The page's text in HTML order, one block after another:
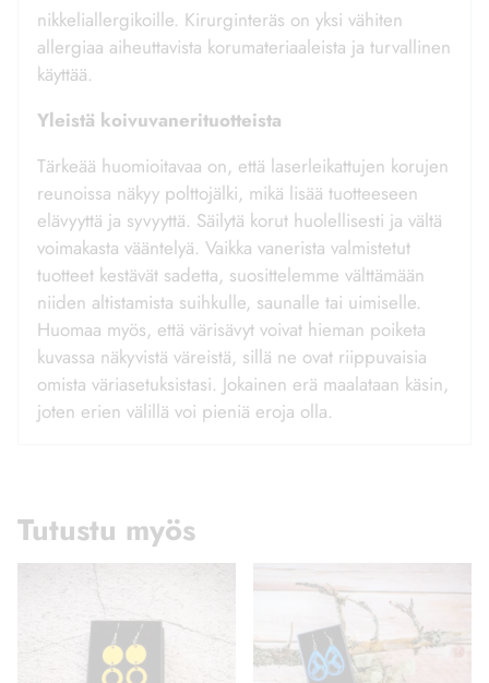
nikkeliallergikoille. Kirurginteräs on yksi vähiten
allergiaa aiheuttavista korumateriaaleista ja turvallinen
käyttää.
Yleistä koivuvanerituotteista
Tärkeää huomioitavaa on, että laserleikattujen korujen
reunoissa näkyy polttojälki, mikä lisää tuotteeseen
elävyyttä ja syvyyttä. Säilytä korut huolellisesti ja vältä
voimakasta vääntelyä. Vaikka vanerista valmistetut
tuotteet kestävät sadetta, suosittelemme välttämään
niiden altistamista suihkulle, saunalle tai uimiselle.
Huomaa myös, että värisävyt voivat hieman poiketa
kuvassa näkyvistä väreistä, sillä ne ovat riippuvaisia
omista väriasetuksistasi. Jokainen erä maalataan käsin,
joten erien välillä voi pieniä eroja olla.
Tutustu myös